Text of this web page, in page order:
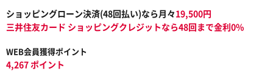
ショッピングローン決済(48回払い)なら月々19,500円
三井住友カード ショッピングクレジットなら48回まで金利0%
WEB会員獲得ポイント
4,267 ポイント